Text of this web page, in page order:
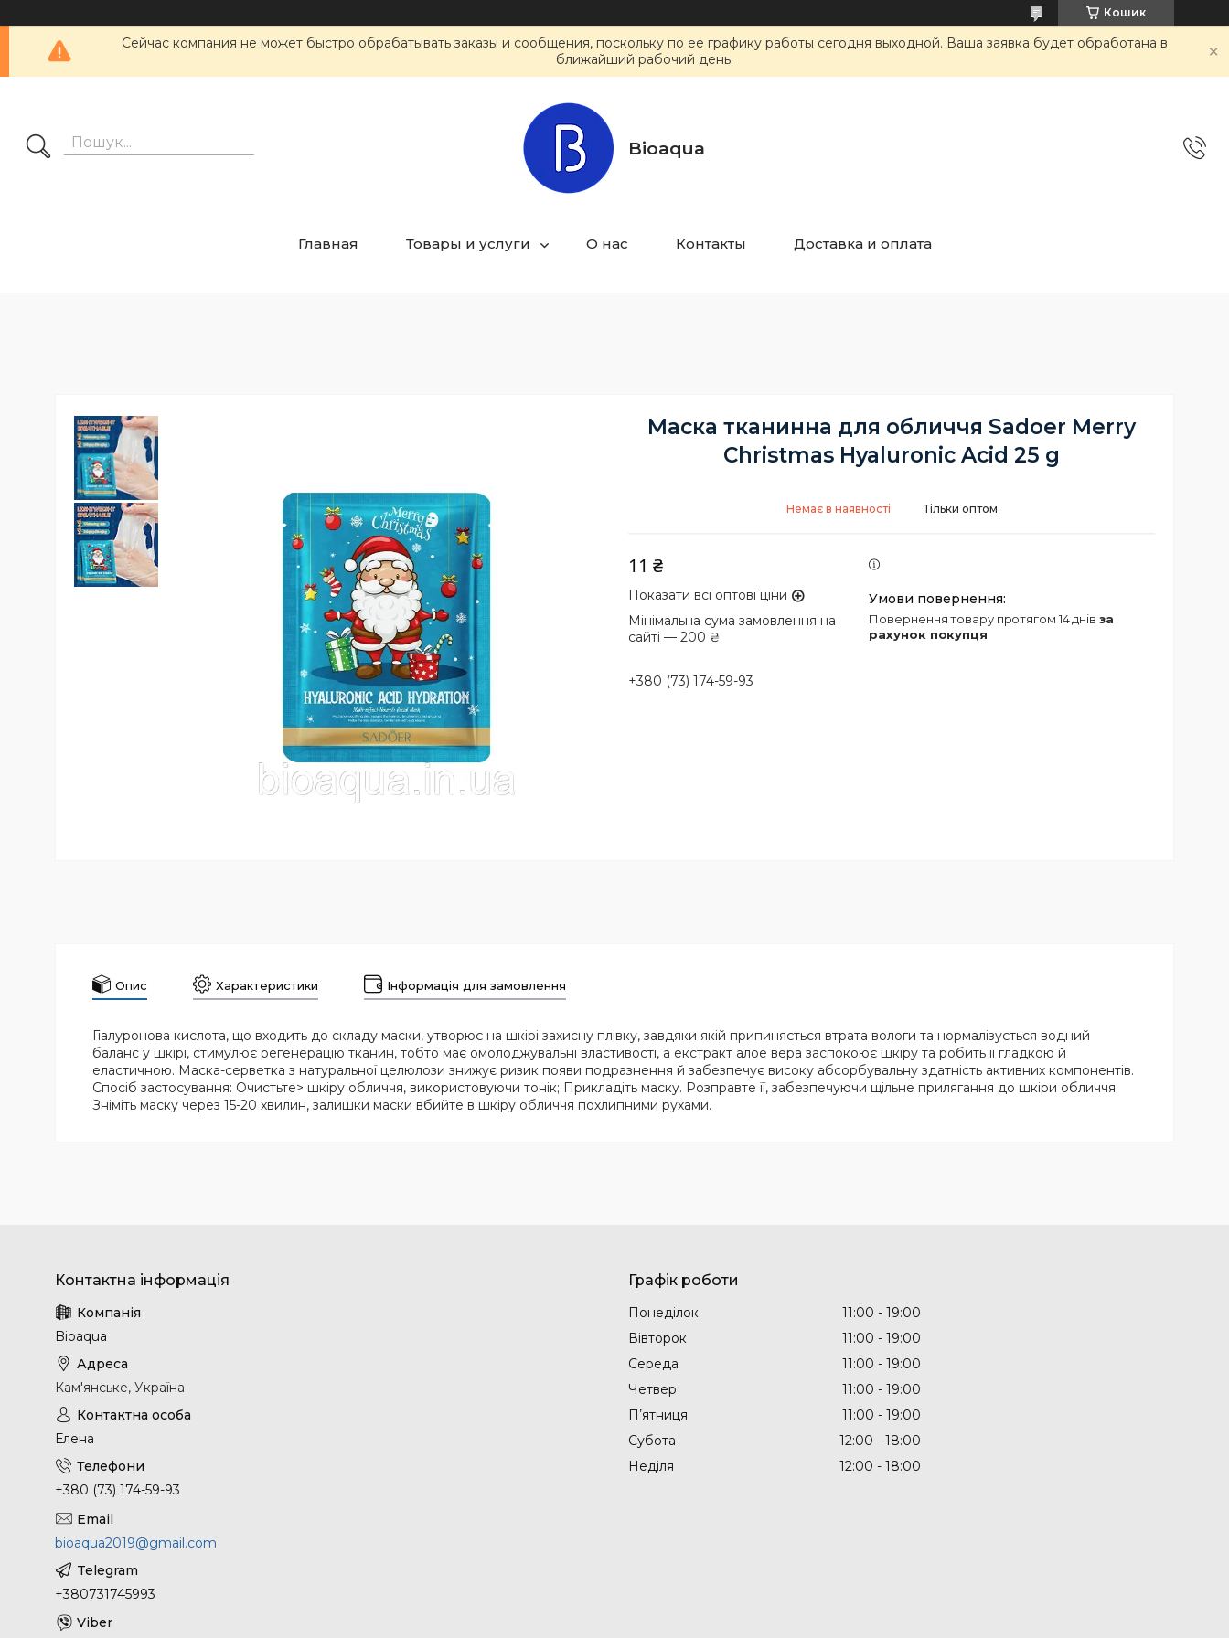
Кошик
Сейчас компания не может быстро обрабатывать заказы и сообщения, поскольку по ее графику работы сегодня выходной. Ваша заявка будет обработана в
ближайший рабочий день.
Bioaqua
Главная Товары и услуги О нас Контакты Доставка и оплата
Маска тканинна для обличчя Sadoer Merry
Christmas Hyaluronic Acid 25 g
Немає в наявності Тільки оптом
11 ₴
Показати всі оптові ціни
Мінімальна сума замовлення на
сайті — 200 ₴
+380 (73) 174-59-93
повернення товару протягом 14 днів за
рахунок покупця
Опис Характеристики Інформація для замовлення
Гіалуронова кислота, що входить до складу маски, утворює на шкірі захисну плівку, завдяки якій припиняється втрата вологи та нормалізується водний
баланс у шкірі, стимулює регенерацію тканин, тобто має омолоджувальні властивості, а екстракт алое вера заспокоює шкіру та робить її гладкою й
еластичною. Маска-серветка з натуральної целюлози знижує ризик появи подразнення й забезпечує високу абсорбувальну здатність активних компонентів.
Спосіб застосування: Очистьте> шкіру обличчя, використовуючи тонік; Прикладіть маску. Розправте її, забезпечуючи щільне прилягання до шкіри обличчя;
Зніміть маску через 15-20 хвилин, залишки маски вбийте в шкіру обличчя похлипними рухами.
Bioaqua
Кам'янське, Україна
Елена
+380 (73) 174-59-93
bioaqua2019@gmail.com
+380731745993
Графік роботи
Понеділок 11:00
19:00
Вівторок
11:00
19:00
Середа
11:00
19:00
Четвер
11:00
19:00
Пʼятниця
11:00
19:00
Субота
12:00
18:00
Неділя
12:00 18:00